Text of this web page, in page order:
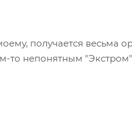
получается весьма
то непонятным